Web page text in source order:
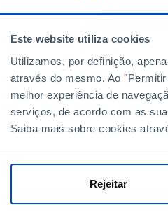
Este website utiliza cookies
Utilizamos, por definição,
através do mesmo. Ao
melhor experiência de
serviços, de acordo com as
Saiba mais sobre cookies
Rejeitar